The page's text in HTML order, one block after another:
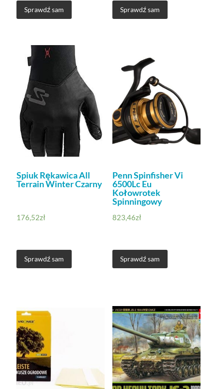
Sprawdź sam Sprawdź sam
Spiuk Rękawica All
Terrain Winter Czarny
176,52zł
Sprawdź sam
Penn Spinfisher Vi
6500Lc Eu
Kołowrotek
Spinningowy
823,46zł
Sprawdź sam